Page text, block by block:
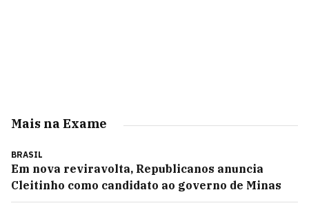
Mais na Exame
BRASIL
Em nova reviravolta, Republicanos anuncia
Cleitinho como candidato ao governo de Minas